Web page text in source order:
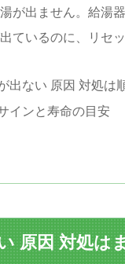
が出ません。給湯
ているのに、リセ
出ない 原因 対処は
インと寿命の目安
原因 対処は